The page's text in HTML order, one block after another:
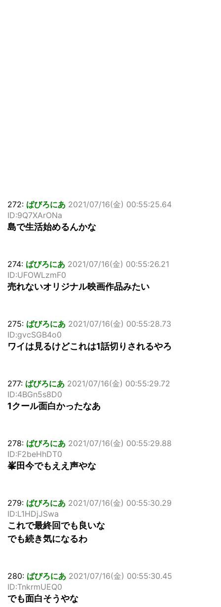
272: ばびろにあ 2021/07/16(金) 00:55:25.64
ID:9Q7XArONa
島で生活始めるんかな
274: ばびろにあ 2021/07/16(金) 00:55:26.21
ID:UFOWLzmF0
売れないオリジナル映画作品みたい
275: ばびろにあ 2021/07/16(金) 00:55:28.73
ID:gvcSGB4o0
ワイは見るけどこれは1話切りされるやろ
277: ばびろにあ 2021/07/16(金) 00:55:29.72
ID:4BGn5s8D0
1クール面白かったなあ
278: ばびろにあ 2021/07/16(金) 00:55:29.88
ID:F2beHhDT0
峯田今でもええ声やな
279: ばびろにあ 2021/07/16(金) 00:55:30.29
ID:L1HDjJSwa
これで最終回でも良いな
でも続き気になるわ
280: ばびろにあ 2021/07/16(金) 00:55:30.45
ID:TnkrmUEQ0
でも面白そうやな